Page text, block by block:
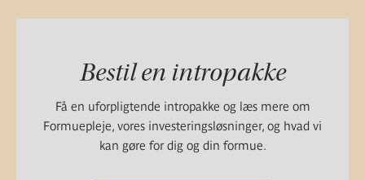
Bestil en intropakke
Få en uforpligtende intropakke og læs mere om
Formuepleje, vores investeringsløsninger, og hvad vi
kan gøre for dig og din formue.